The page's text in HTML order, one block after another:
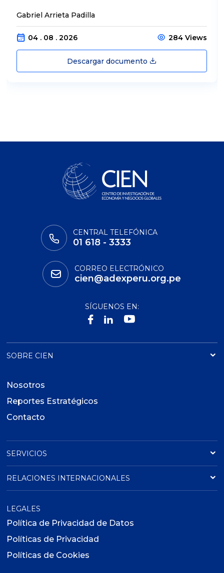
Gabriel Arrieta Padilla
04 . 08 . 2026 284 Views
Descargar documento
CENTRAL TELEFÓNICA
01 618 - 3333
CORREO ELECTRÓNICO
cien@adexperu.org.pe
SÍGUENOS EN:
SOBRE CIEN
Nosotros
Reportes Estratégicos
Contacto
SERVICIOS
RELACIONES INTERNACIONALES
LEGALES
Política de Privacidad de Datos
Políticas de Privacidad
Políticas de Cookies